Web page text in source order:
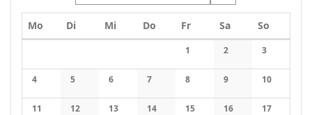
KG
Mo Montag
DiDienstag
MiMittwoch
Do Donnerstag
FrFreitagSaSamstag
So
1
Keine Veranstaltungen
2
Keine
3
Keine
4
Keine Veranstaltungen
5
Keine Veranstaltungen
6
Keine Veranstaltungen
7
Keine Veranstaltungen
8
Keine Veranstaltungen
9
Keine
10
Keine
11 12 13 14 15 16 17